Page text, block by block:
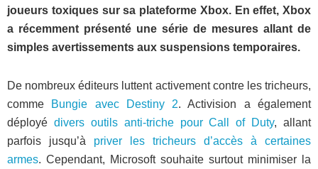
joueurs toxiques sur sa plateforme Xbox. En effet, Xbox
a récemment présenté une série de mesures allant de
simples avertissements aux suspensions temporaires.
De nombreux éditeurs luttent activement contre les tricheurs,
comme
Bungie avec Destiny 2. Activision a également
déployé divers outils anti-triche pour Call of Duty, allant
parfois jusqu’à priver les tricheurs d’accès à certaines
armes. Cependant, Microsoft souhaite surtout minimiser la